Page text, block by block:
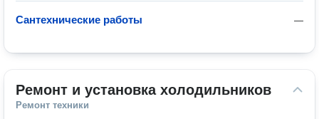
—
Сантехнические работы
Ремонт и установка холодильников
Ремонт техники